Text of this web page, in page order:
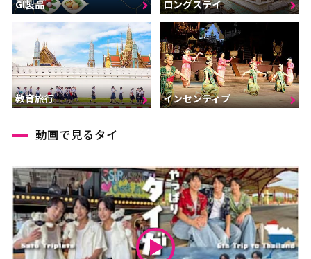
GI製品 ロングステイ
教育旅行 インセンティブ
動画で見るタイ